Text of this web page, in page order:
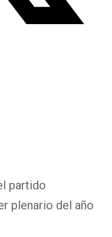
partido
plenario del año